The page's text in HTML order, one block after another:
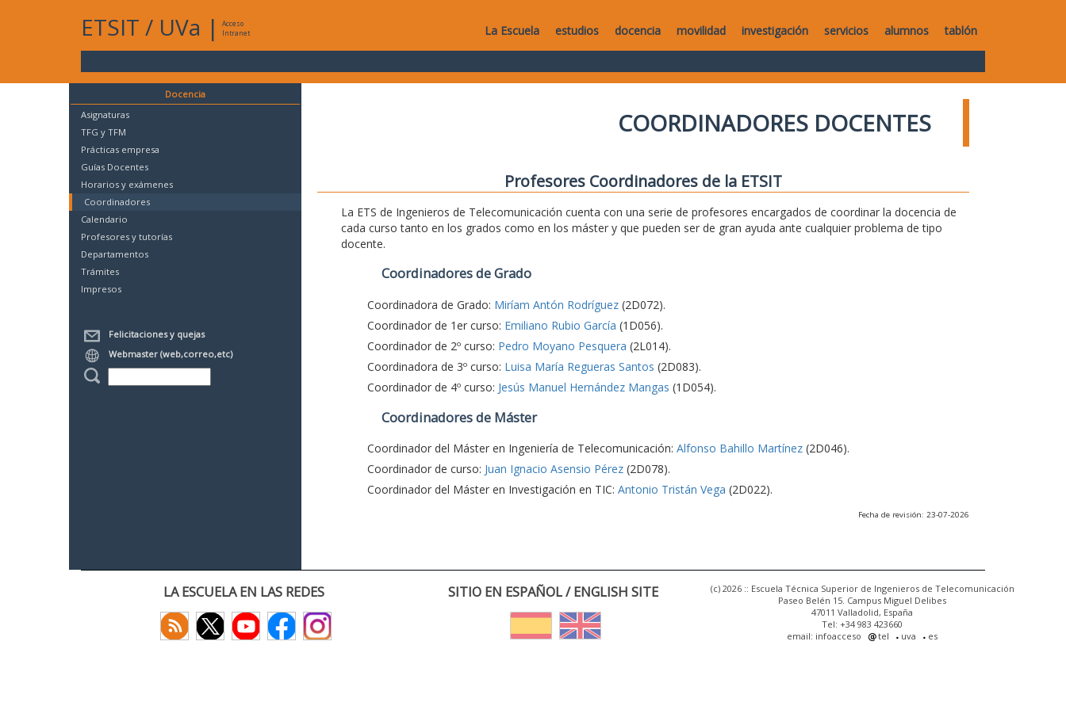
ETSIT / UVa |
Acceso
Intranet
La Escuela estudios docencia movilidad investigación servicios alumnos tablón
Docencia
Asignaturas
TFG y TFM
Prácticas empresa
Guías Docentes
Horarios y exámenes
Coordinadores
Calendario
Profesores y tutorías
Departamentos
Trámites
Impresos
Felicitaciones y quejas
Webmaster (web,correo,etc)
COORDINADORES DOCENTES
Profesores Coordinadores de la ETSIT
La ETS de Ingenieros de Telecomunicación cuenta con una serie de profesores encargados de coordinar la docencia de
cada curso tanto en los grados como en los máster y que pueden ser de gran ayuda ante cualquier problema de tipo
docente.
Coordinadores de Grado
Coordinadora de Grado: Miríam Antón Rodríguez(2D072).
Coordinador de 1er curso: Emiliano Rubio García (1D056).
Coordinador de 2º curso: Pedro Moyano Pesquera (2L014).
Coordinadora de 3º curso: Luisa María Regueras Santos (2D083).
Coordinador de 4º curso: Jesús Manuel Hernández Mangas (1D054).
Coordinadores de Máster
Coordinador del Máster en Ingeniería de Telecomunicación: Alfonso Bahillo Martínez(2D046).
Coordinador de curso: Juan Ignacio Asensio Pérez(2D078).
Coordinador del Máster en Investigación en TIC: Antonio Tristán Vega (2D022).
Fecha de revisión: 23-07-2026
LA ESCUELA EN LAS REDES SITIO EN ESPAÑOL / ENGLISH SITE
(c) 2026 :: Escuela Técnica Superior de Ingenieros de Telecomunicación
Paseo Belén 15. Campus Miguel Delibes
47011 Valladolid, España
Tel: +34 983 423660
email: infoacceso
tel uva es